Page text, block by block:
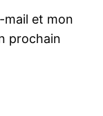
mail et mon
prochain